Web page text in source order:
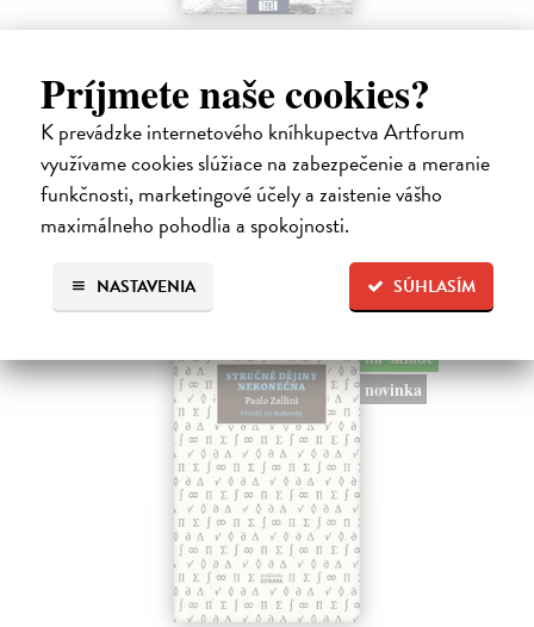
Príjmete naše cookies?
K prevádzke internetového kníhkupectva Artforum
využívame cookies slúžiace na zabezpečenie a meranie
funkčnosti, marketingové účely a zaistenie vášho
maximálneho pohodlia a spokojnosti.
SÚHLASÍM
NASTAVENIA
Memoár o chudobě
První český překlad méně známého díla jedné z nejvýznamnějších
osobností evropské politické filosofie 19. století je doplněn obšírnými
komentáři Ivo Budila, Jana Kellera a Gertrudy Himmelfalberové.
Od…
Na sklade ?
5,94 €
6,60 € ?
na sklade
novinka